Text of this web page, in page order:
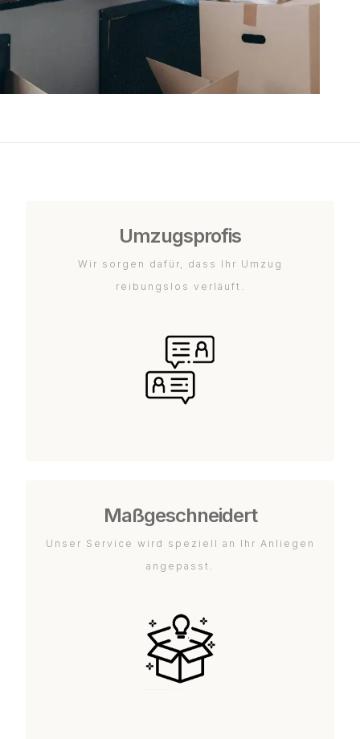
Umzugsprofis
Wir sorgen dafür, dass Ihr Umzug
reibungslos verläuft.
Maßgeschneidert
Unser Service wird speziell an Ihr Anliegen
angepasst.